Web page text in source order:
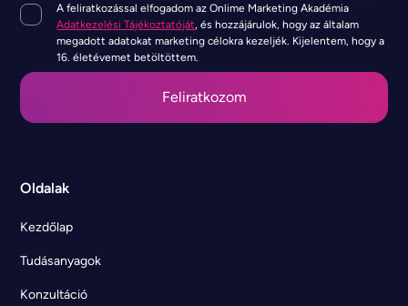
A feliratkozással elfogadom az Onlime Marketing Akadémia
Adatkezelési Tájékoztatóját, és hozzájárulok, hogy az általam
megadott adatokat marketing célokra kezeljék. Kijelentem, hogy a
16. életévemet betöltöttem.
Oldalak
Kezdőlap
Tudásanyagok
Konzultáció